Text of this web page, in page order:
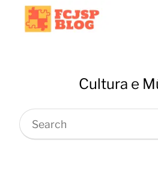
Cultura e